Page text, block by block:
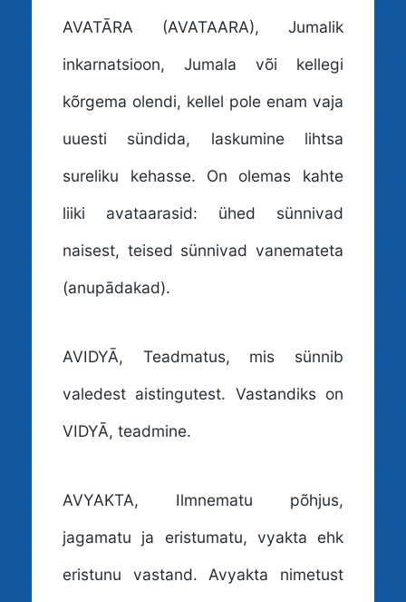
AVATĀRA (AVATAARA), Jumalik
inkarnatsioon, Jumala või kellegi
kõrgema olendi, kellel pole enam vaja
uuesti sündida, laskumine lihtsa
sureliku kehasse. On olemas kahte
liiki avataarasid: ühed sünnivad
naisest, teised sünnivad vanemateta
(anupādakad).
AVIDYĀ, Teadmatus, mis sünnib
valedest aistingutest. Vastandiks on
VIDYĀ, teadmine.
AVYAKTA, Ilmnematu põhjus,
jagamatu ja eristumatu, vyakta ehk
eristunu vastand. Avyakta nimetust